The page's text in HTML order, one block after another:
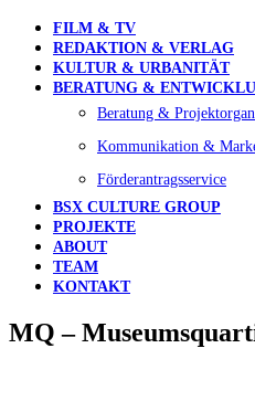
FILM & TV
REDAKTION & VERLAG
KULTUR & URBANITÄT
BERATUNG &
Beratung &
Kommunikation &
Förderantragsservice
BSX CULTURE GROUP
PROJEKTE
ABOUT
TEAM
KONTAKT
MQ –